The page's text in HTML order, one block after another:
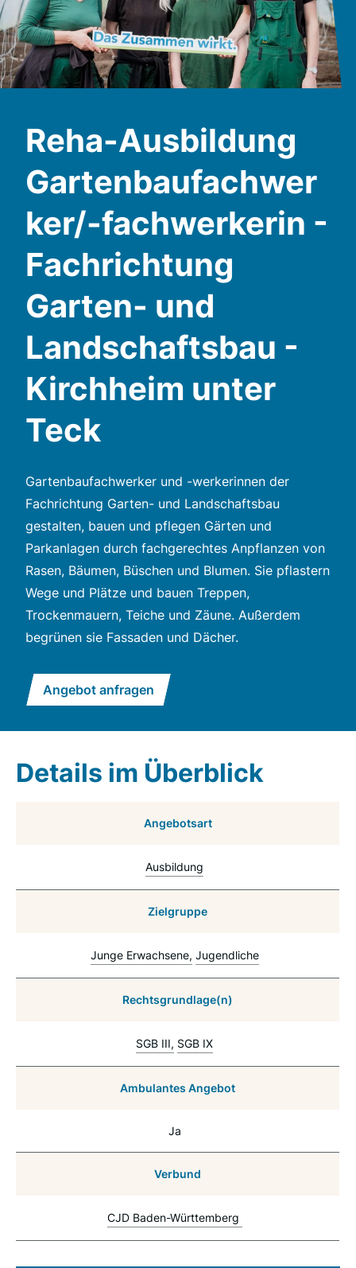
Reha-Ausbildung
Gartenbaufachwer
ker/-fachwerkerin -
Fachrichtung
Garten- und
Landschaftsbau -
Kirchheim unter
Teck
Gartenbaufachwerker und -werkerinnen der
Fachrichtung Garten- und Landschaftsbau
gestalten, bauen und pflegen Gärten und
Parkanlagen durch fachgerechtes Anpflanzen von
Rasen, Bäumen, Büschen und Blumen. Sie pflastern
Wege und Plätze und bauen Treppen,
Trockenmauern, Teiche und Zäune. Außerdem
begrünen sie Fassaden und Dächer.
Angebot anfragen
Details im Überblick
Angebotsart
Ausbildung
Zielgruppe
Junge Erwachsene Jugendliche
Rechtsgrundlage(n)
SGB III SGB IX
Ambulantes Angebot
Ja
Verbund
CJD Baden-Württemberg